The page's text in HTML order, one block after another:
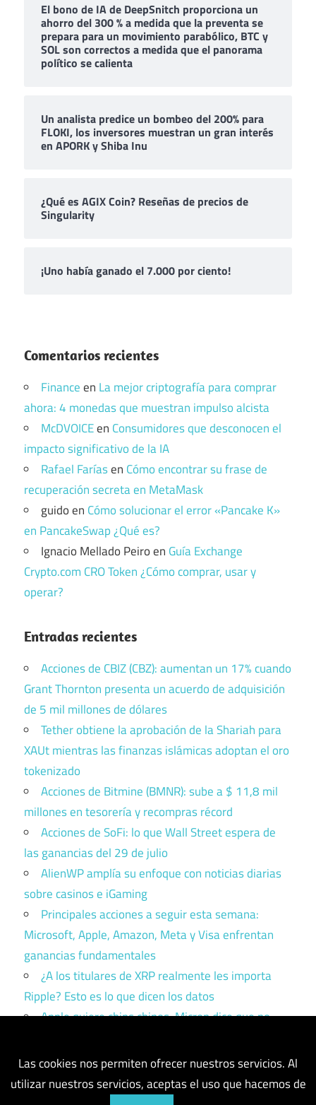
El bono de IA de DeepSnitch proporciona un
ahorro del 300 % a medida que la preventa se
prepara para un movimiento parabólico, BTC y
SOL son correctos a medida que el panorama
político se calienta
Un analista predice un bombeo del 200% para
FLOKI, los inversores muestran un gran interés
en APORK y Shiba Inu
¿Qué es AGIX Coin? Reseñas de precios de
Singularity
¡Uno había ganado el 7.000 por ciento!
Comentarios recientes
Financeen La mejor criptografía para comprar
ahora: 4 monedas que muestran impulso alcista
McDVOICEen Consumidores que desconocen el
impacto significativo de la IA
Rafael Faríasen Cómo encontrar su frase de
recuperación secreta en MetaMask
guidoen Cómo solucionar el error «Pancake K»
en PancakeSwap ¿Qué es?
Ignacio Mellado Peiroen Guía Exchange
Crypto.com CRO Token ¿Cómo comprar, usar y
operar?
Entradas recientes
Acciones de CBIZ (CBZ): aumentan un 17% cuando
Grant Thornton presenta un acuerdo de adquisición
de 5 mil millones de dólares
Tether obtiene la aprobación de la Shariah para
XAUt mientras las finanzas islámicas adoptan el oro
tokenizado
Acciones de Bitmine (BMNR): sube a $ 11,8 mil
millones en tesorería y recompras récord
Acciones de SoFi: lo que Wall Street espera de
las ganancias del 29 de julio
AlienWP amplía su enfoque con noticias diarias
sobre casinos e iGaming
Principales acciones a seguir esta semana:
Microsoft, Apple, Amazon, Meta y Visa enfrentan
ganancias fundamentales
¿A los titulares de XRP realmente les importa
Ripple? Esto es lo que dicen los datos
Apple quiere chips chinos. Micron dice que no.
Las cookies nos permiten ofrecer nuestros servicios. Al
utilizar nuestros servicios, aceptas el uso que hacemos de